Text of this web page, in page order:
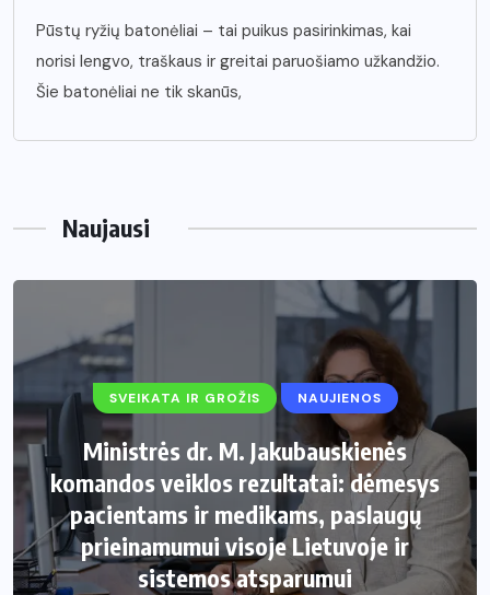
Pūstų ryžių batonėliai – tai puikus pasirinkimas, kai
norisi lengvo, traškaus ir greitai paruošiamo užkandžio.
Šie batonėliai ne tik skanūs,
Naujausi
SVEIKATA IR GROŽIS NAUJIENOS
Ministrės dr. M. Jakubauskienės
komandos veiklos rezultatai: dėmesys
pacientams ir medikams, paslaugų
prieinamumui visoje Lietuvoje ir
sistemos atsparumui